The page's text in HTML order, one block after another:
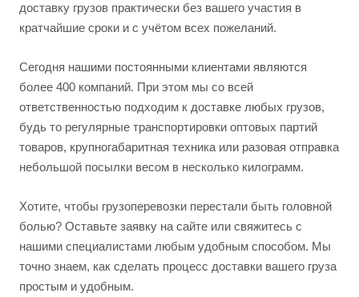
доставку грузов практически без вашего участия в
кратчайшие сроки и с учётом всех пожеланий.
Сегодня нашими постоянными клиентами являются
более 400 компаний. При этом мы со всей
ответственностью подходим к доставке любых грузов,
будь то регулярные транспортировки оптовых партий
товаров, крупногабаритная техника или разовая отправка
небольшой посылки весом в несколько килограмм.
Хотите, чтобы грузоперевозки перестали быть головной
болью? Оставьте заявку на сайте или свяжитесь с
нашими специалистами любым удобным способом. Мы
точно знаем, как сделать процесс доставки вашего груза
простым и удобным.